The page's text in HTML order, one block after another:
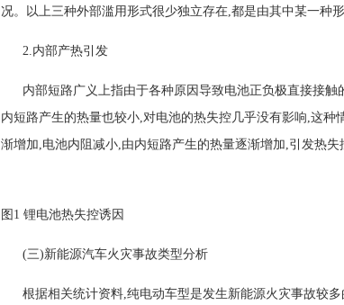
况。以上三种外部滥用形式很少独立存在,都是由其中某一种
2.内部产热引发
内部短路广义上指由于各种原因导致电池正负极直接接触
内短路产生的热量也较小,对电池的热失控几乎没有影响,这
渐增加,电池内阻减小,由内短路产生的热量逐渐增加,引发热失
图1 锂电池热失控诱因
(三)新能源汽车火灾事故类型分析
根据相关统计资料,纯电动车型是发生新能源火灾事故较多